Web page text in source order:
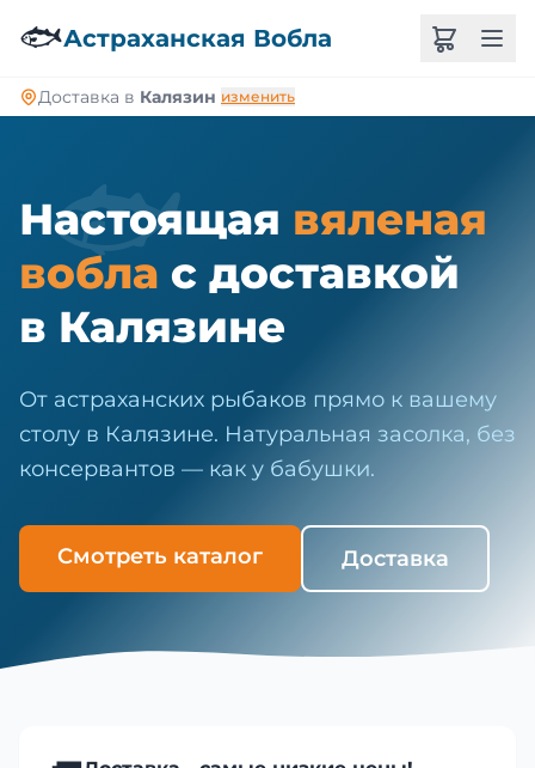
🐟Астраханская Вобла
Доставка в Калязин изменить
🐟
Настоящая вяленая
вобла с доставкой
в Калязине
От астраханских рыбаков прямо к вашему
столу в Калязине. Натуральная засолка, без
консервантов — как у бабушки.
Смотреть каталог Доставка